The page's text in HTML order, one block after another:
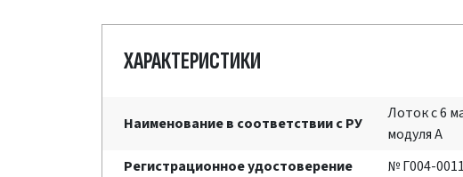
ХАРАКТЕРИСТИКИ
Наименование в соответствии с РУ
Лоток с 6
модуля А
Регистрационное удостоверение
№ Г004-